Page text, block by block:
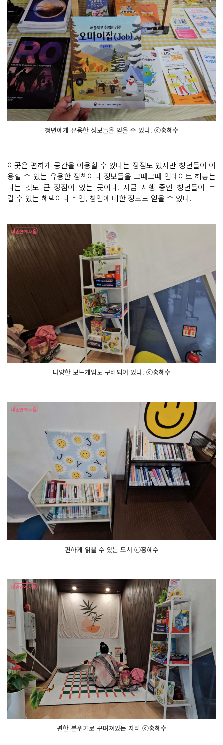
청년에게 유용한 정보들을 얻을 수 있다. ⓒ홍혜수
이곳은 편하게 공간을 이용할 수 있다는 장점도 있지만 청년들이 이
용할 수 있는 유용한 정책이나 정보들을 그때그때 업데이트 해놓는
다는 것도 큰 장점이 있는 곳이다. 지금 시행 중인 청년들이 누
릴 수 있는 혜택이나 취업, 창업에 대한 정보도 얻을 수 있다.
다양한 보드게임도 구비되어 있다. ⓒ홍혜수
편하게 읽을 수 있는 도서 ⓒ홍혜수
편한 분위기로 꾸며져있는 자리 ⓒ홍혜수